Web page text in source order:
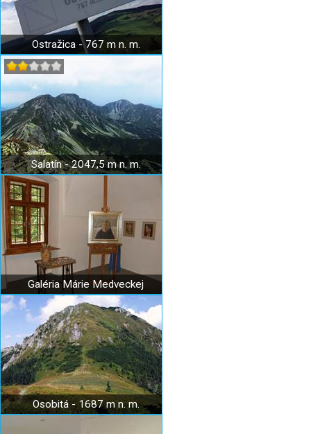
Ostražica - 767 m n. m.
Salatín - 2047,5 m n. m.
Galéria Márie Medveckej
Osobitá - 1687 m n. m.